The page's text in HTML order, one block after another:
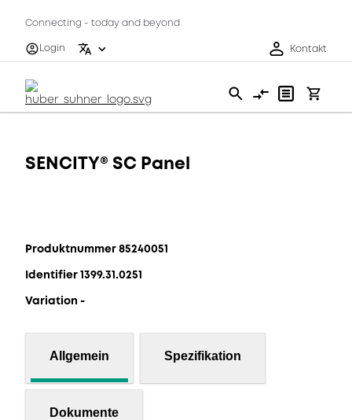
Connecting - today and beyond
Login
Kontakt
SENCITY® SC Panel
Produktnummer 85240051
Identifier 1399.31.0251
Variation -
Allgemein Spezifikation
Dokumente